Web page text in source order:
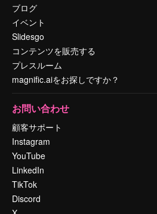
ブログ
イベント
Slidesgo
コンテンツを販売する
プレスルーム
magnific.aiをお探しですか？
お問い合わせ
顧客サポート
Instagram
YouTube
LinkedIn
TikTok
Discord